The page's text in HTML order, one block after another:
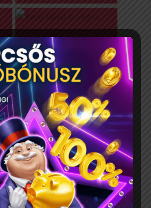
Benji Killed In Vegas
Dead Canary
Rock Bottom